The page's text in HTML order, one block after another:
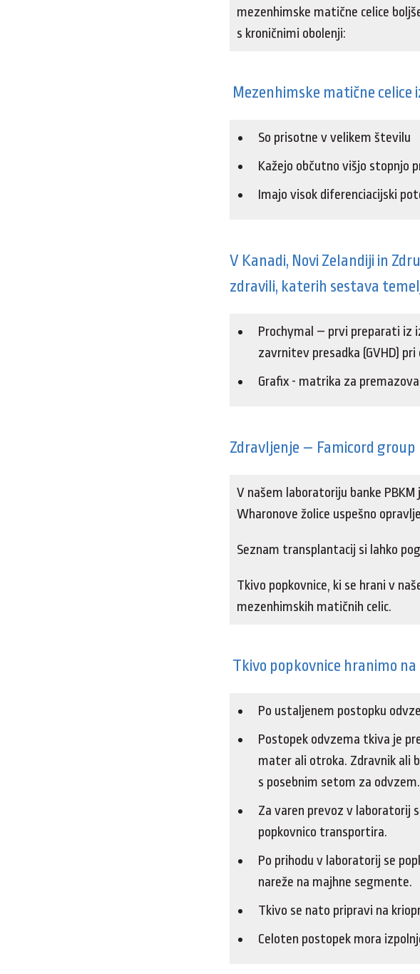
mezenhimske matične celice
s kroničnimi obolenji:
Mezenhimske matične celice
So prisotne v velikem številu
Kažejo občutno višjo stopnjo
Imajo visok diferenciacijski
V Kanadi, Novi Zelandiji in
zdravili, katerih sestava
Prochymal – prvi preparati iz
zavrnitev presadka (GVHD)
Grafix - matrika za
Zdravljenje – Famicord group
V našem laboratoriju banke
Wharonove žolice uspešno
Seznam transplantacij si lahko
Tkivo popkovnice, ki se hrani v
mezenhimskih matičnih celic.
Tkivo popkovnice hranimo na
Po ustaljenem postopku
Postopek odvzema tkiva je
mater ali otroka. Zdravnik ali
s posebnim setom za odvzem.
Za varen prevoz v laboratorij
popkovnico transportira.
Po prihodu v laboratorij se
nareže na majhne segmente.
Tkivo se nato pripravi na
Celoten postopek mora